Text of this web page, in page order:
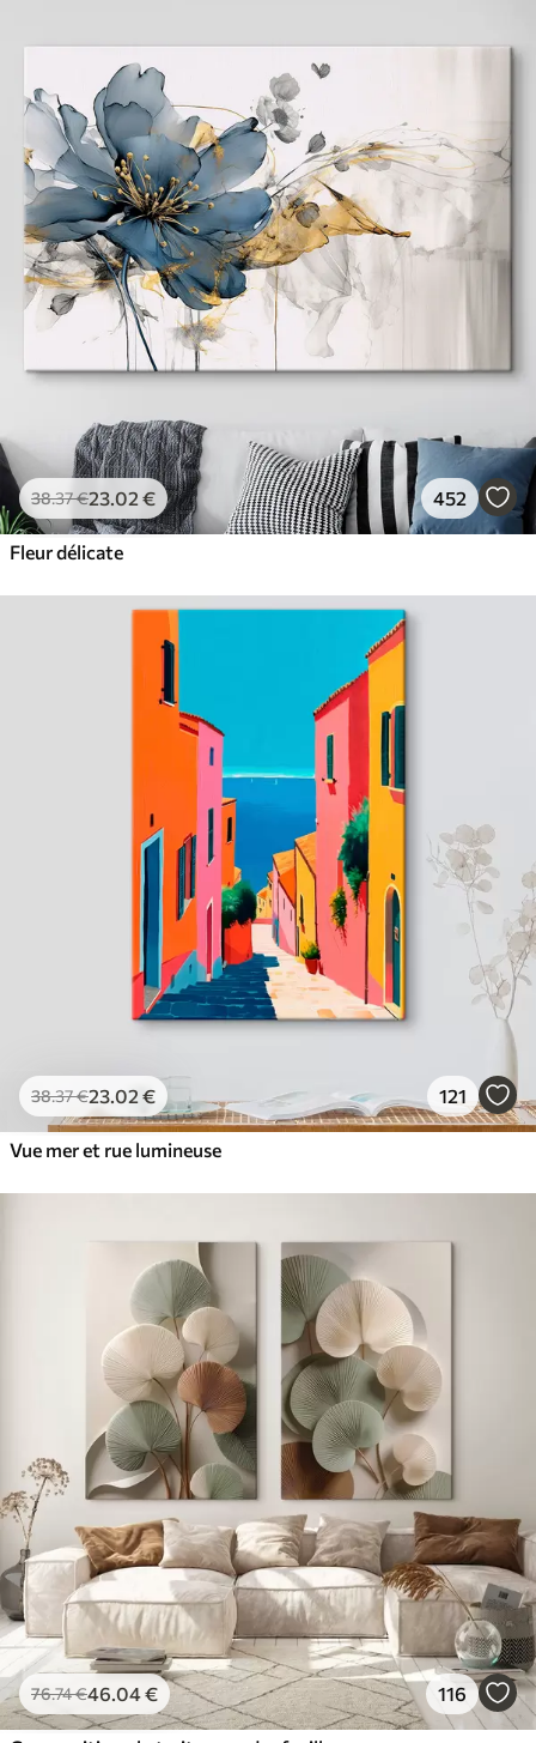
38.37€23.02 € 452
Fleur délicate
38.37€23.02 € 121
Vue mer et rue lumineuse
76.74€46.04€ 116